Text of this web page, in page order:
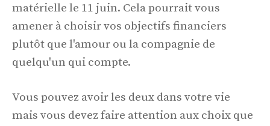
matérielle le 11 juin. Cela pourrait vous
amener à choisir vos objectifs financiers
plutôt que l'amour ou la compagnie de
quelqu'un qui compte.
Vous pouvez avoir les deux dans votre vie
mais vous devez faire attention aux choix que